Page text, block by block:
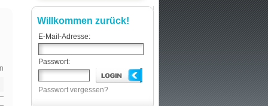
Willkommen zurück!
E-Mail-Adresse:
Passwort:
Passwort vergessen?